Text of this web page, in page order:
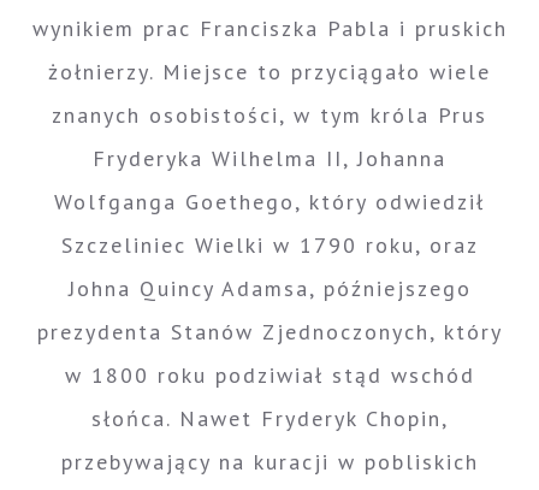
wynikiem prac Franciszka Pabla i pruskich
żołnierzy. Miejsce to przyciągało wiele
znanych osobistości, w tym króla Prus
Fryderyka Wilhelma II, Johanna
Wolfganga Goethego, który odwiedził
Szczeliniec Wielki w 1790 roku, oraz
Johna Quincy Adamsa, późniejszego
prezydenta Stanów Zjednoczonych, który
w 1800 roku podziwiał stąd wschód
słońca. Nawet Fryderyk Chopin,
przebywający na kuracji w pobliskich